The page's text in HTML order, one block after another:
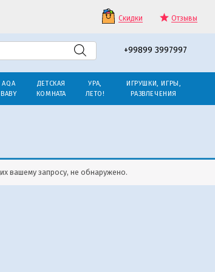
Скидки Отзывы
+99899 3997997
AQA
BABY
ДЕТСКАЯ
КОМНАТА
УРА,
ЛЕТО!
ИГРУШКИ, ИГРЫ,
РАЗВЛЕЧЕНИЯ
вашему запросу, не обнаружено.